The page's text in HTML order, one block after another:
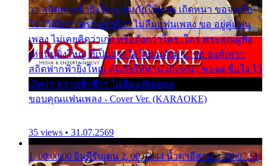
วา สถิตฟากฟ้ายิ่งใหญ่ คุ้มภัยให้ท่าน เถิดหนา ขอจงเชื่อ
ใจ ไว้เถิดว่า ตราบชั่วชีวา ไม่ลืมแฟนเพลง ขอ อยู่คู่แฟน
เพลง ไม่เคยคิดว่าเก่ง หรือดังกว่าใคร..ใคร พระคุณผู้ฟัง
เท่านั้นยิ่งใหญ่ ที่เป็นแรงใจ ให้ผมดังมา.. ขอ องค์เทวา
สถิตฟากฟ้ายิ่งใหญ่ คุ้มภัยให้ท่าน เถิดหนา ขอจงเชื่อใจ ไว้
เถิดว่า ตราบชั่วชีวา ไม่ลืมแฟนเพลง
ขอบคุณแฟนเพลง - Cover Ver. (KARAOKE)
35 views • 31.07.2569
1. 00:00:00 ยินดีรับเดน 2. 00:03:44 น้ำตาอีสาน 3. 00:07:51